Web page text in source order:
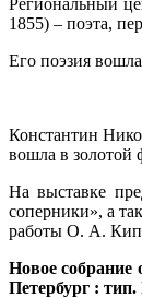
1855) – поэта,
Его поэзия
Константин
вошла в золотой
На выставке
соперники», а
работы О. А.
Новое собрание
Петербург :